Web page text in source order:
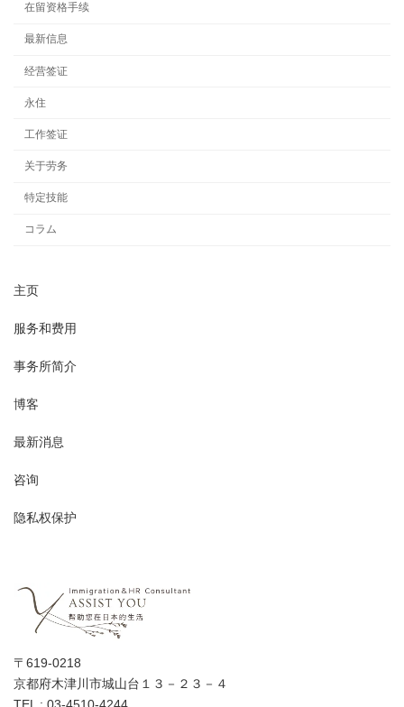
在留资格手续
最新信息
经营签证
永住
工作签证
关于劳务
特定技能
コラム
主页
服务和费用
事务所简介
博客
最新消息
咨询
隐私权保护
〒619-0218
京都府木津川市城山台１３－２３－４
TEL : 03-4510-4244